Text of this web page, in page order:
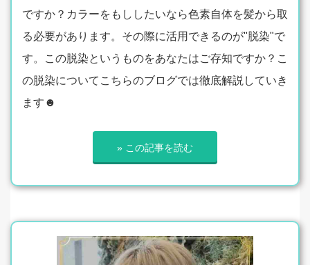
ですか？カラーをもししたいなら色素自体を髪から取
る必要があります。その際に活用できるのが"脱染"で
す。この脱染というものをあなたはご存知ですか？こ
の脱染についてこちらのブログでは徹底解説していき
ます☻
» この記事を読む